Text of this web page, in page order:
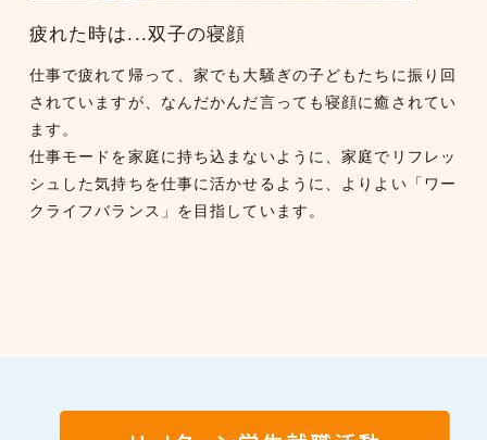
疲れた時は...双子の寝顔
仕事で疲れて帰って、家でも大騒ぎの子どもたちに振り回
されていますが、なんだかんだ言っても寝顔に癒されてい
ます。
仕事モードを家庭に持ち込まないように、家庭でリフレッ
シュした気持ちを仕事に活かせるように、よりよい「ワー
クライフバランス」を目指しています。